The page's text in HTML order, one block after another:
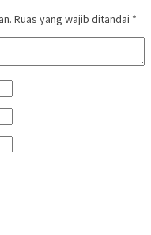
Ruas yang wajib ditandai *